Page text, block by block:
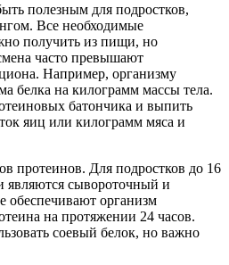
полезным для подростков,
Все необходимые
получить из пищи, но
часто превышают
Например, организму
белка на килограмм массы тела.
батончика и выпить
яиц или килограмм мяса и
протеинов. Для подростков до 16
являются сывороточный и
обеспечивают организм
на протяжении 24 часов.
соевый белок, но важно